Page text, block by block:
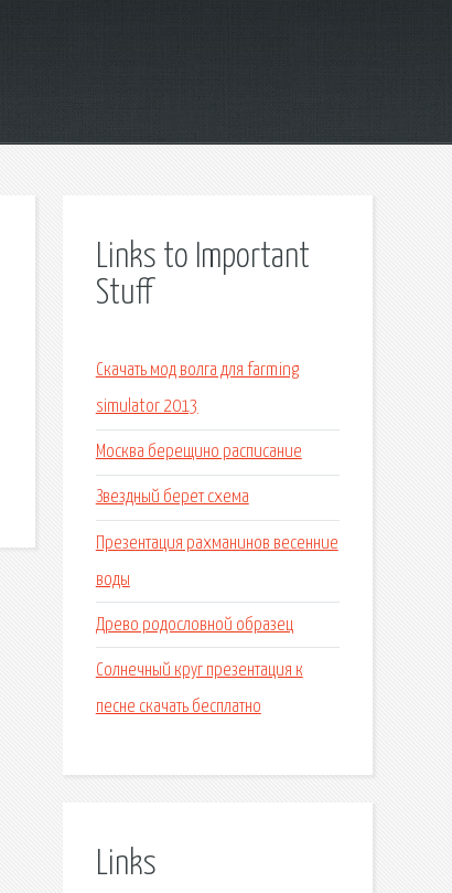
Links to Important
Stuff
Скачать мод волга для farming
simulator 2013
Москва берещино расписание
Звездный берет схема
Презентация рахманинов весенние
воды
Древо родословной образец
Солнечный круг презентация к
песне скачать бесплатно
Links